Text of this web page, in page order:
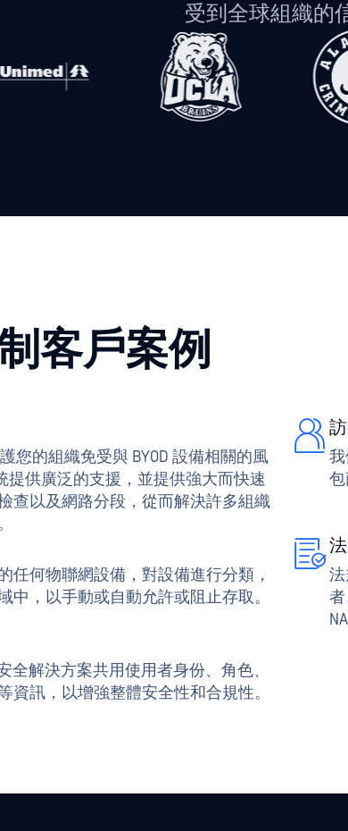
受到全球組織的
客戶案例
您的組織免受與 BYOD 設備相關的風
提供廣泛的支援，並提供強大而快速
查以及網路分段，從而解決許多組織
包
任何物聯網設備，對設備進行分類，
中，以手動或自動允許或阻止存取。
全解決方案共用使用者身份、角色、
資訊，以增強整體安全性和合規性。